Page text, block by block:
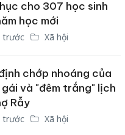
cho 307 học sinh
học mới
trước Xã hội
chớp nhoáng của
và "đêm trắng" lịch
Rẫy
trước Xã hội